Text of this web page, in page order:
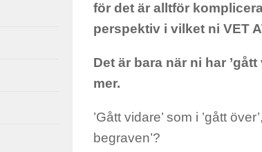
för det är alltför
perspektiv i vilket ni VET
Det är bara när ni har
mer.
’Gått vidare’ som i ’gått
begraven’?